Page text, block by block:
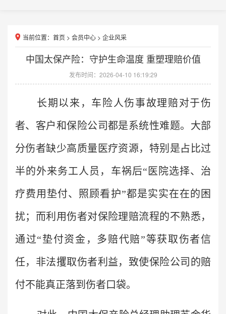
当前位置： 首页 > 会员中心 > 企业风采
中国太保产险：守护生命温度 重塑理赔价值
发布时间：2026-04-10 16:19:29
长期以来，车险人伤事故理赔对于伤
者、客户和保险公司都是系统性难题。大部
分伤者缺少高质量医疗资源，特别是占比过
半的外来务工人员，车祸后“医院选择、治
疗费用垫付、照顾看护”都是实实在在的困
扰；而利用伤者对保险理赔流程的不熟悉，
通过“垫付资金，多赔代赔”等获取伤者信
任，非法攫取伤者利益，致使保险公司的赔
付不能真正落到伤者口袋。